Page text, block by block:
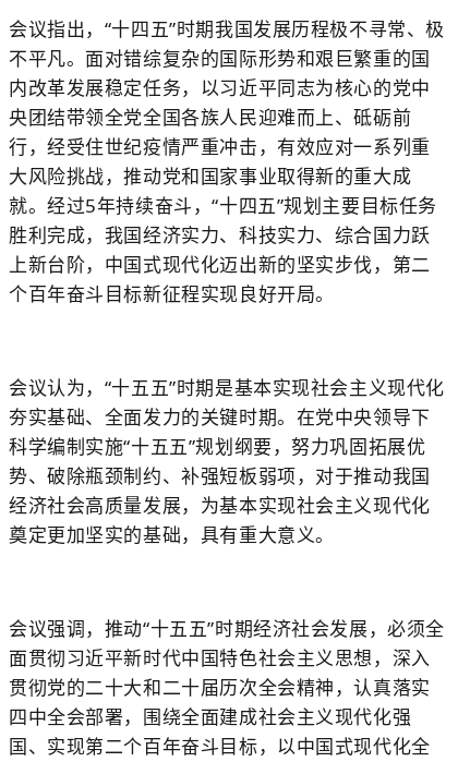
会议指出，“十四五”时期我国发展历程极不寻常、极
不平凡。面对错综复杂的国际形势和艰巨繁重的国
内改革发展稳定任务，以习近平同志为核心的党中
央团结带领全党全国各族人民迎难而上、砥砺前
行，经受住世纪疫情严重冲击，有效应对一系列重
大风险挑战，推动党和国家事业取得新的重大成
就。经过5年持续奋斗，“十四五”规划主要目标任务
胜利完成，我国经济实力、科技实力、综合国力跃
上新台阶，中国式现代化迈出新的坚实步伐，第二
个百年奋斗目标新征程实现良好开局。
会议认为，“十五五”时期是基本实现社会主义现代化
夯实基础、全面发力的关键时期。在党中央领导下
科学编制实施“十五五”规划纲要，努力巩固拓展优
势、破除瓶颈制约、补强短板弱项，对于推动我国
经济社会高质量发展，为基本实现社会主义现代化
奠定更加坚实的基础，具有重大意义。
会议强调，推动“十五五”时期经济社会发展，必须全
面贯彻习近平新时代中国特色社会主义思想，深入
贯彻党的二十大和二十届历次全会精神，认真落实
四中全会部署，围绕全面建成社会主义现代化强
国、实现第二个百年奋斗目标，以中国式现代化全